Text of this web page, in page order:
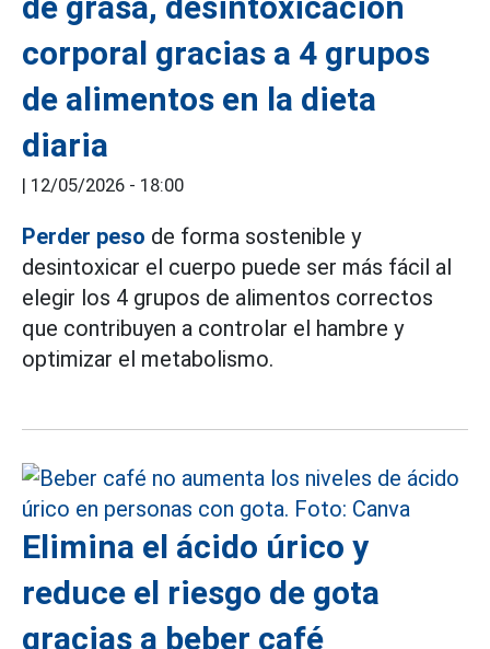
corporal gracias a 4 grupos
de alimentos en la dieta
diaria
| 12/05/2026 - 18:00
Perder peso de forma sostenible y
desintoxicar el cuerpo puede ser más fácil al
elegir los 4 grupos de alimentos correctos
que contribuyen a controlar el hambre y
optimizar el metabolismo.
Elimina el ácido úrico y
reduce el riesgo de gota
gracias a beber café